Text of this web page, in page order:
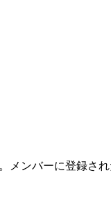
メンバーに登録